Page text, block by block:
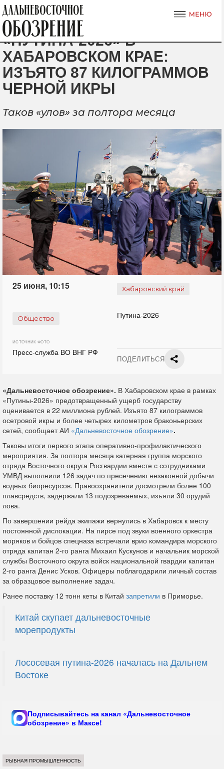
«ПУТИНА-2026» В
ХАБАРОВСКОМ КРАЕ:
ИЗЪЯТО 87 КИЛОГРАММОВ
ЧЕРНОЙ ИКРЫ
Таков «улов» за полтора месяца
25 июня, 10:15 Хабаровский край
Общество Путина-2026
ИСТОЧНИК ФОТО
Пресс-служба ВО ВНГ РФ
ПОДЕЛИТЬСЯ
«Дальневосточное обозрение». В Хабаровском крае в рамках
«Путины-2026» предотвращенный ущерб государству
оценивается в 22 миллиона рублей. Изъято 87 килограммов
осетровой икры и более четырех километров браконьерских
сетей, сообщает АИ «Дальневосточное обозрение».
Таковы итоги первого этапа оперативно-профилактического
мероприятия. За полтора месяца катерная группа морского
отряда Восточного округа Росгвардии вместе с сотрудниками
УМВД выполнили 126 задач по пресечению незаконной добычи
водных биоресурсов. Правоохранители досмотрели более 100
плавсредств, задержали 13 подозреваемых, изъяли 30 орудий
лова.
По завершении рейда экипажи вернулись в Хабаровск к месту
постоянной дислокации. На пирсе под звуки военного оркестра
моряков и бойцов спецназа встречали врио командира морского
отряда капитан 2-го ранга Михаил Кускунов и начальник морской
службы Восточного округа войск национальной гвардии капитан
2-го ранга Денис Усков. Офицеры поблагодарили личный состав
за образцовое выполнение задач.
Ранее поставку 12 тонн кеты в Китай запретили в Приморье.
Китай скупает дальневосточные
морепродукты
Лососевая путина-2026 началась на Дальнем
Востоке
Подписывайтесь на канал «Дальневосточное
обозрение» в Максе!
РЫБНАЯ ПРОМЫШЛЕННОСТЬ